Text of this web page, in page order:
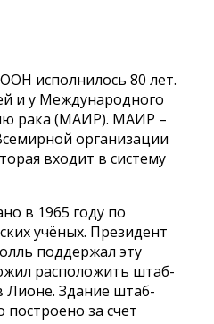
исполнилось 80 лет.
и у Международного
рака (МАИР). МАИР –
организации
входит в систему
в 1965 году по
учёных. Президент
поддержал эту
расположить штаб-
Лионе. Здание штаб-
за счет